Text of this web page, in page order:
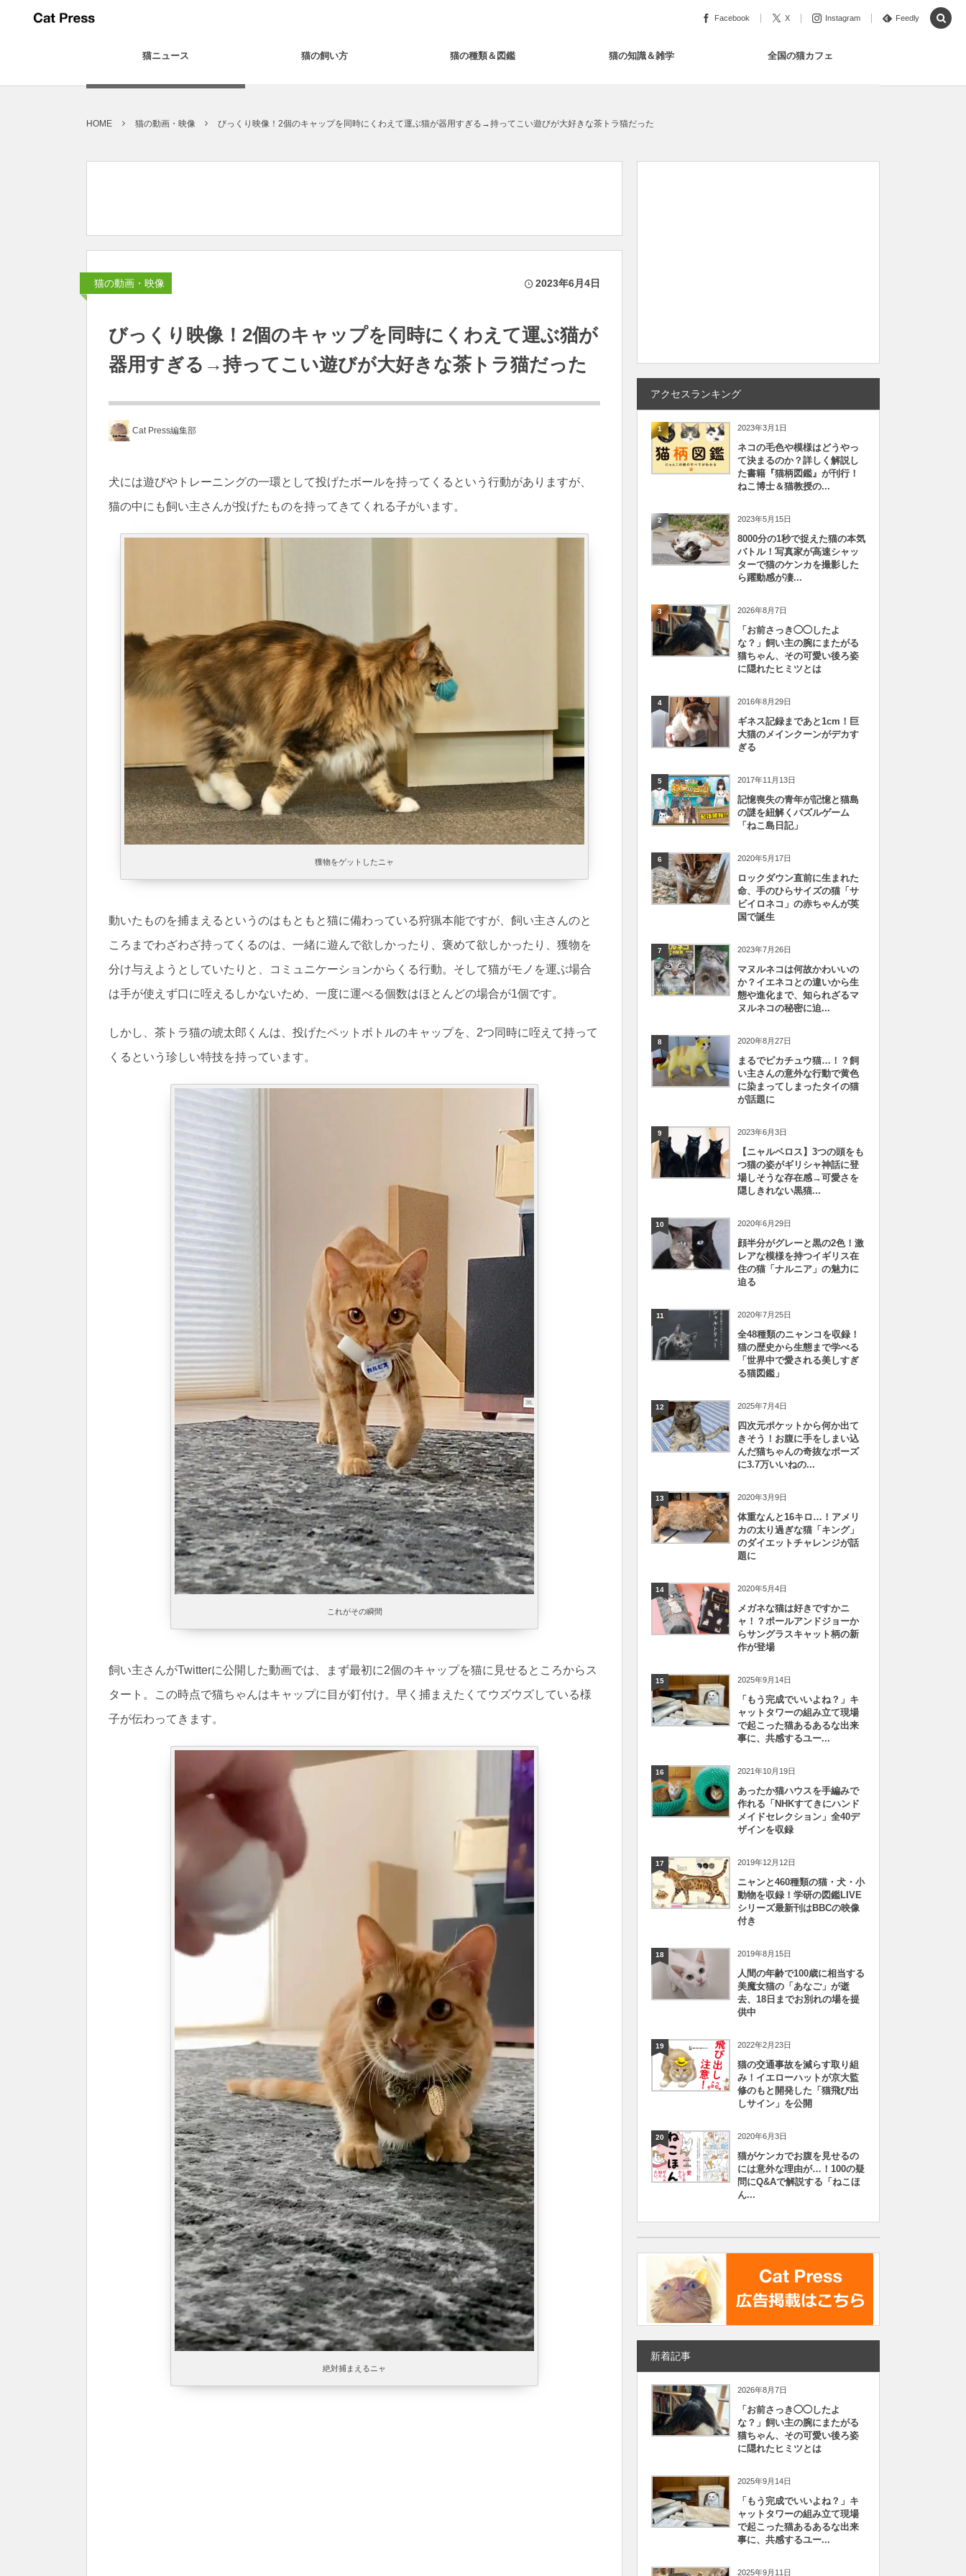
Facebook X Instagram Feedly
猫ニュース 猫の飼い方 猫の種類＆図鑑 猫の知識＆雑学 全国の猫カフェ
HOME 猫の動画・映像 びっくり映像！2個のキャップを同時にくわえて運ぶ猫が器用すぎる→持ってこい遊びが大好きな茶トラ猫だった
猫の動画・映像 2023年6月4日
びっくり映像！2個のキャップを同時にくわえて運ぶ猫が
器用すぎる→持ってこい遊びが大好きな茶トラ猫だった
Cat Press編集部
犬には遊びやトレーニングの一環として投げたボールを持ってくるという行動がありますが、
猫の中にも飼い主さんが投げたものを持ってきてくれる子がいます。
獲物をゲットしたニャ
動いたものを捕まえるというのはもともと猫に備わっている狩猟本能ですが、飼い主さんのと
ころまでわざわざ持ってくるのは、一緒に遊んで欲しかったり、褒めて欲しかったり、獲物を
分け与えようとしていたりと、コミュニケーションからくる行動。そして猫がモノを運ぶ場合
は手が使えず口に咥えるしかないため、一度に運べる個数はほとんどの場合が1個です。
しかし、茶トラ猫の琥太郎くんは、投げたペットボトルのキャップを、2つ同時に咥えて持って
くるという珍しい特技を持っています。
これがその瞬間
飼い主さんがTwitterに公開した動画では、まず最初に2個のキャップを猫に見せるところからス
タート。この時点で猫ちゃんはキャップに目が釘付け。早く捕まえたくてウズウズしている様
子が伝わってきます。
絶対捕まえるニャ
アクセスランキング
1 2023年3月1日
ネコの毛色や模様はどうやっ
て決まるのか？詳しく解説し
た書籍『猫柄図鑑』が刊行！
ねこ博士＆猫教授の...
2 2023年5月15日
8000分の1秒で捉えた猫の本気
バトル！写真家が高速シャッ
ターで猫のケンカを撮影した
ら躍動感が凄...
3 2026年8月7日
「お前さっき◯◯したよ
な？」飼い主の腕にまたがる
猫ちゃん、その可愛い後ろ姿
に隠れたヒミツとは
4 2016年8月29日
ギネス記録まであと1cm！巨
大猫のメインクーンがデカす
ぎる
5 2017年11月13日
記憶喪失の青年が記憶と猫島
の謎を紐解くパズルゲーム
「ねこ島日記」
6 2020年5月17日
ロックダウン直前に生まれた
命、手のひらサイズの猫「サ
ビイロネコ」の赤ちゃんが英
国で誕生
7 2023年7月26日
マヌルネコは何故かわいいの
か？イエネコとの違いから生
態や進化まで、知られざるマ
ヌルネコの秘密に迫...
8 2020年8月27日
まるでピカチュウ猫…！？飼
い主さんの意外な行動で黄色
に染まってしまったタイの猫
が話題に
9 2023年6月3日
【ニャルベロス】3つの頭をも
つ猫の姿がギリシャ神話に登
場しそうな存在感→可愛さを
隠しきれない黒猫...
10 2020年6月29日
顔半分がグレーと黒の2色！激
レアな模様を持つイギリス在
住の猫「ナルニア」の魅力に
迫る
11 2020年7月25日
全48種類のニャンコを収録！
猫の歴史から生態まで学べる
「世界中で愛される美しすぎ
る猫図鑑」
12 2025年7月4日
四次元ポケットから何か出て
きそう！お腹に手をしまい込
んだ猫ちゃんの奇抜なポーズ
に3.7万いいねの...
13 2020年3月9日
体重なんと16キロ…！アメリ
カの太り過ぎな猫「キング」
のダイエットチャレンジが話
題に
14 2020年5月4日
メガネな猫は好きですかニ
ャ！？ポールアンドジョーか
らサングラスキャット柄の新
作が登場
15 2025年9月14日
「もう完成でいいよね？」キ
ャットタワーの組み立て現場
で起こった猫あるあるな出来
事に、共感するユー...
16 2021年10月19日
あったか猫ハウスを手編みで
作れる「NHKすてきにハンド
メイドセレクション」全40デ
ザインを収録
17 2019年12月12日
ニャンと460種類の猫・犬・小
動物を収録！学研の図鑑LIVE
シリーズ最新刊はBBCの映像
付き
18 2019年8月15日
人間の年齢で100歳に相当する
美魔女猫の「あなご」が逝
去、18日までお別れの場を提
供中
19 2022年2月23日
猫の交通事故を減らす取り組
み！イエローハットが京大監
修のもと開発した「猫飛び出
しサイン」を公開
20 2020年6月3日
猫がケンカでお腹を見せるの
には意外な理由が…！100の疑
問にQ&Aで解説する「ねこほ
ん...
新着記事
2026年8月7日
「お前さっき◯◯したよ
な？」飼い主の腕にまたがる
猫ちゃん、その可愛い後ろ姿
に隠れたヒミツとは
2025年9月14日
「もう完成でいいよね？」キ
ャットタワーの組み立て現場
で起こった猫あるあるな出来
事に、共感するユー...
2025年9月11日